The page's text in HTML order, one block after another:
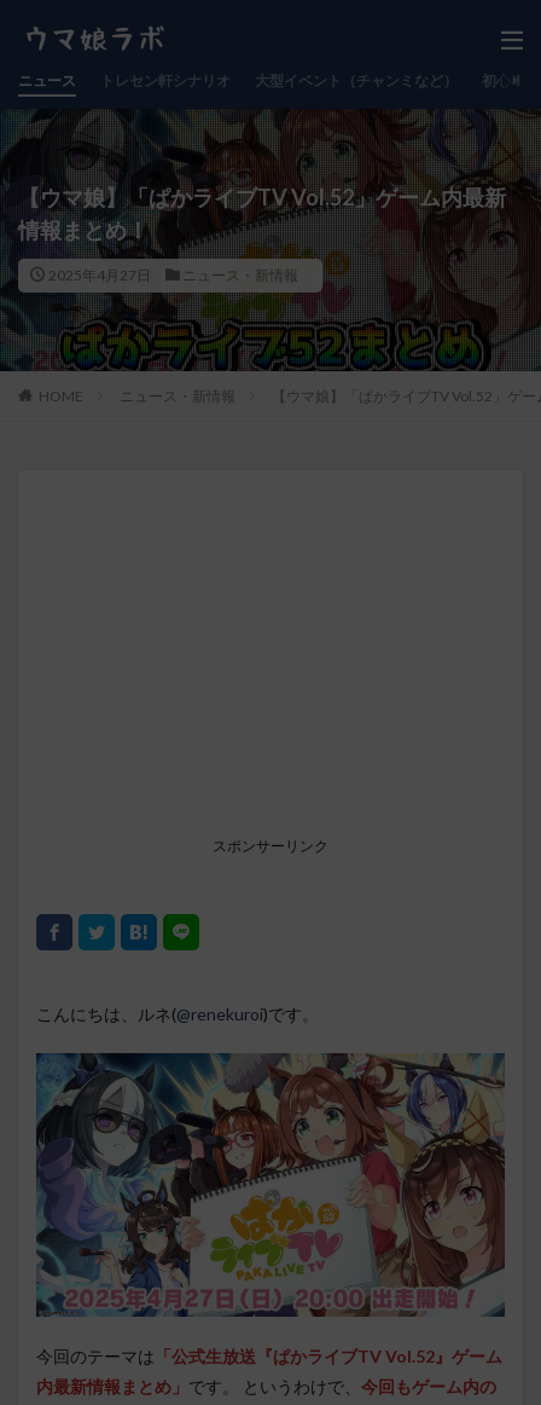
ニュース トレセン軒シナリオ 大型イベント（チャンミなど） 初心者
【ウマ娘】「ぱかライブTV Vol.52」ゲーム内最新
情報まとめ！
2025年4月27日 ニュース・新情報
HOME ニュース・新情報 【ウマ娘】「ぱかライブTV Vol.52」ゲ
スポンサーリンク
こんにちは、ルネ(@renekuroi)です。
今回のテーマは 「公式生放送『ぱかライブTV Vol.52』ゲーム
内最新情報まとめ」 です。 というわけで、 今回もゲーム内の